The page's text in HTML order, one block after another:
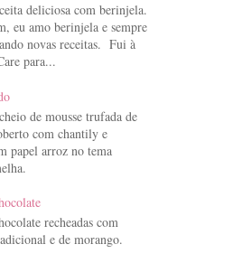
deliciosa com berinjela.
eu amo berinjela e sempre
novas receitas. Fui à
para...
de mousse trufada de
com chantily e
papel arroz no tema
recheadas com
e de morango.